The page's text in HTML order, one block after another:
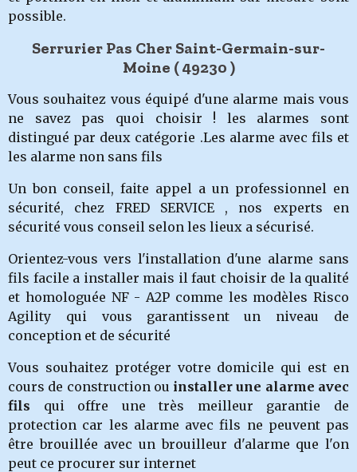
possible.
Serrurier Pas Cher Saint-Germain-sur-
Moine ( 49230 )
Vous souhaitez vous équipé d'une alarme mais vous
ne savez pas quoi choisir ! les alarmes sont
distingué par deux catégorie .Les alarme avec fils et
les alarme non sans fils
Un bon conseil, faite appel a un professionnel en
sécurité, chez FRED SERVICE , nos experts en
sécurité vous conseil selon les lieux a sécurisé.
Orientez-vous vers l'installation d'une alarme sans
fils facile a installer mais il faut choisir de la qualité
et homologuée NF - A2P comme les modèles Risco
Agility qui vous garantissent un niveau de
conception et de sécurité
Vous souhaitez protéger votre domicile qui est en
cours de construction ou installer une alarme avec
fils qui offre une très meilleur garantie de
protection car les alarme avec fils ne peuvent pas
être brouillée avec un brouilleur d'alarme que l'on
peut ce procurer sur internet